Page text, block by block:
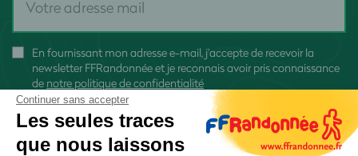
En fournissant mon adresse e-mail, j'accepte de recevoir la
newsletter FFRandonnée et je reconnais avoir pris connaissance
de notre politique de confidentialité
Continuer sans accepter
Les seules traces
que nous laissons